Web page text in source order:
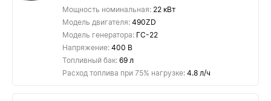
Мощность номинальная: 22 кВт
Модель двигателя: 490ZD
Модель генератора: ГС-22
Напряжение: 400 В
Топливный бак: 69 л
Расход топлива при 75% нагрузке: 4.8 л/ч